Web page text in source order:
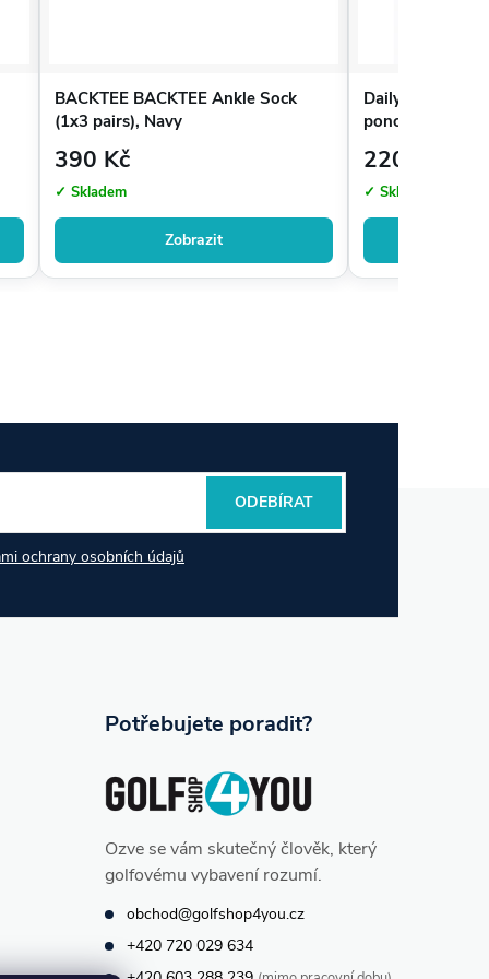
BACKTEE BACKTEE Ankle Sock
(1x3 pairs), Navy
390 Kč
✓ Skladem
Zobrazit
Daily Sports
ponožky Heart,
220 Kč
✓ Skladem
ochrany osobních údajů
ODEBÍRAT
Potřebujete poradit?
Ozve se vám skutečný člověk, který
golfovému vybavení rozumí.
obchod@golfshop4you.cz
+420 720 029 634